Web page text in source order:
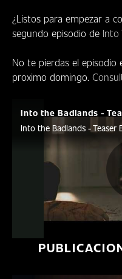
¿Listos para empezar a
segundo episodio de Into
No te pierdas el episodio
proximo domingo.
Into the Badlands -
Into the Badlands - Teaser